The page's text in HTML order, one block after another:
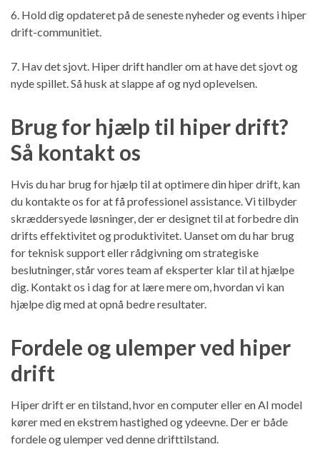
6. Hold dig opdateret på de seneste nyheder og events i hiper
drift-communitiet.
7. Hav det sjovt. Hiper drift handler om at have det sjovt og
nyde spillet. Så husk at slappe af og nyd oplevelsen.
Brug for hjælp til hiper drift?
Så kontakt os
Hvis du har brug for hjælp til at optimere din hiper drift, kan
du kontakte os for at få professionel assistance. Vi tilbyder
skræddersyede løsninger, der er designet til at forbedre din
drifts effektivitet og produktivitet. Uanset om du har brug
for teknisk support eller rådgivning om strategiske
beslutninger, står vores team af eksperter klar til at hjælpe
dig. Kontakt os i dag for at lære mere om, hvordan vi kan
hjælpe dig med at opnå bedre resultater.
Fordele og ulemper ved hiper
drift
Hiper drift er en tilstand, hvor en computer eller en AI model
kører med en ekstrem hastighed og ydeevne. Der er både
fordele og ulemper ved denne drifttilstand.